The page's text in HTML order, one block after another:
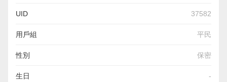
UID 37582
用戶組 平民
性別 保密
生日 -